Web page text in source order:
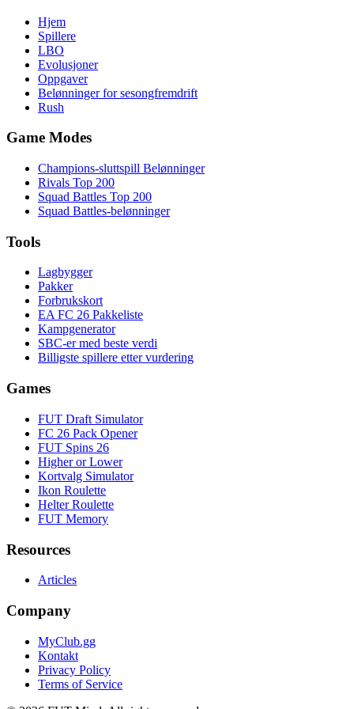
Hjem
Spillere
LBO
Evolusjoner
Oppgaver
Belønninger for sesongfremdrift
Rush
Game Modes
Champions-sluttspill Belønninger
Rivals Top 200
Squad Battles Top 200
Squad Battles-belønninger
Tools
Lagbygger
Pakker
Forbrukskort
EA FC 26 Pakkeliste
Kampgenerator
SBC-er med beste verdi
Billigste spillere etter vurdering
Games
FUT Draft Simulator
FC 26 Pack Opener
FUT Spins 26
Higher or Lower
Kortvalg Simulator
Ikon Roulette
Helter Roulette
FUT Memory
Resources
Articles
Company
MyClub.gg
Kontakt
Privacy Policy
Terms of Service